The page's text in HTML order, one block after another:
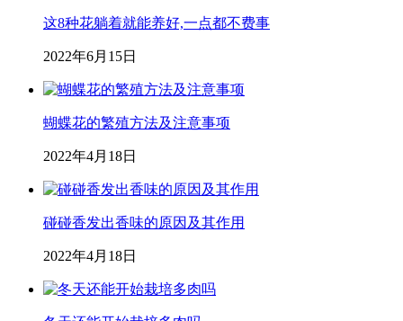
这8种花躺着就能养好,一点都不费事
2022年6月15日
蝴蝶花的繁殖方法及注意事项
2022年4月18日
碰碰香发出香味的原因及其作用
2022年4月18日